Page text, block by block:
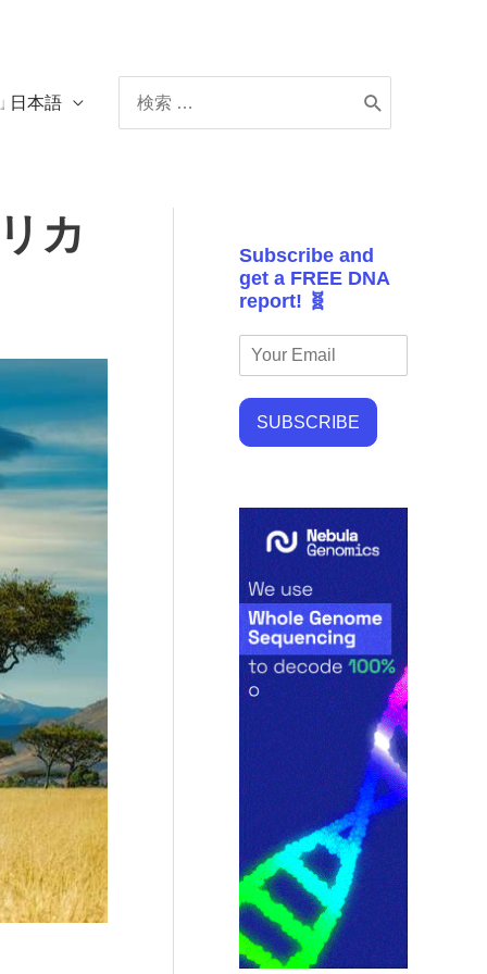
日本語
for:
カ
Subscribe and
get a FREE DNA
report! 🧬
SUBSCRIBE